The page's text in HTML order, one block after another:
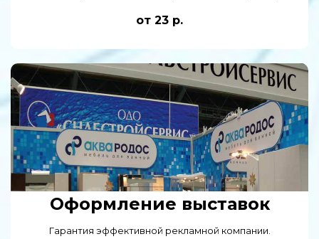
от 23 р.
Оформление выставок
Гарантия эффективной рекламной компании.